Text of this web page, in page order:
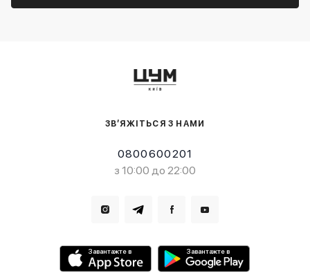
ЗВ’ЯЖІТЬСЯ З НАМИ
0800600201
з 10:00 до 22:00
Завантажте в Завантажте в